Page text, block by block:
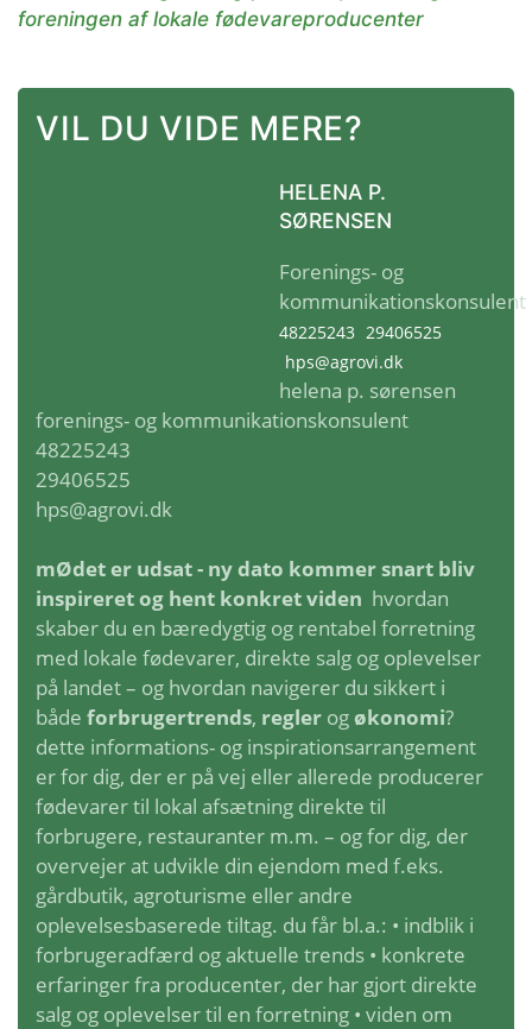
foreningen af lokale fødevareproducenter
VIL DU VIDE MERE?
HELENA P.
SØRENSEN
Forenings- og
kommunikationskonsulent
48225243 29406525
hps@agrovi.dk
helena p. sørensen
forenings- og kommunikationskonsulent
48225243
29406525
hps@agrovi.dk
mØdet er udsat - ny dato kommer snart bliv
inspireret og hent konkret viden hvordan
skaber du en bæredygtig og rentabel forretning
med lokale fødevarer, direkte salg og oplevelser
på landet – og hvordan navigerer du sikkert i
både forbrugertrends, regler ogøkonomi?
dette informations- og inspirationsarrangement
er for dig, der er på vej eller allerede producerer
fødevarer til lokal afsætning direkte til
forbrugere, restauranter m.m. – og for dig, der
overvejer at udvikle din ejendom med f.eks.
gårdbutik, agroturisme eller andre
oplevelsesbaserede tiltag. du får bl.a.: • indblik i
forbrugeradfærd og aktuelle trends • konkrete
erfaringer fra producenter, der har gjort direkte
salg og oplevelser til en forretning • viden om